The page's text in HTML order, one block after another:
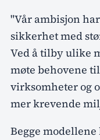
"Vår ambisjon
sikkerhet med
Ved å tilby ulike
møte behovene
virksomheter og
mer krevende
Begge